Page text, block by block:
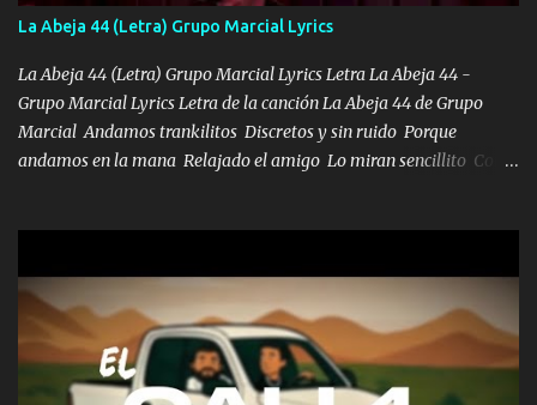
también la nueve que cargo al lado doy la mano al que su amigo y
al traicionero damos pa abajo Y No me paran aquí hay pa más
pues hay charola les voy a dar hasta topar pues no hay de otra...
La Abeja 44 (Letra) Grupo Marcial Lyrics
La Abeja 44 (Letra) Grupo Marcial Lyrics Letra La Abeja 44 -
Grupo Marcial Lyrics Letra de la canción La Abeja 44 de Grupo
Marcial Andamos trankilitos Discretos y sin ruido Porque
andamos en la mana Relajado el amigo Lo miran sencillito Con
coronamos Se jala los marciales Y sus guitarras ya van sonando
Un gallardo me prendo Para agarrar el vuelo y la mente y
tranquilizando Tomense un buen trago Y así es como empezamos
los versos que voy cantando (Music) A vido alta y bajas La carreta
se atora Pero nunca le aflojamos Ya me han pasado cosas Y